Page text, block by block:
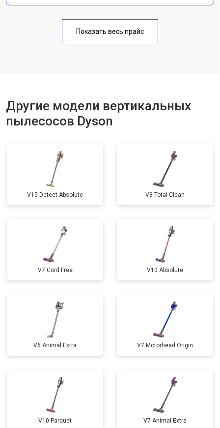
Показать весь прайс
Другие модели вертикальных
пылесосов Dyson
V15 Detect Absolute V8 Total Clean
V7 Cord Free V10 Absolute
V6 Animal Extra V7 Motorhead Origin
V10 Parquet V7 Animal Extra